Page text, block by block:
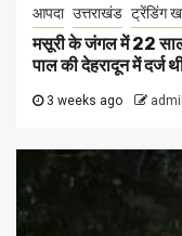
आपदा उत्तराखंड ट्रेंडिंग
मसूरी के जंगल में 22
पाल की देहरादून में दर्ज
3 weeks ago